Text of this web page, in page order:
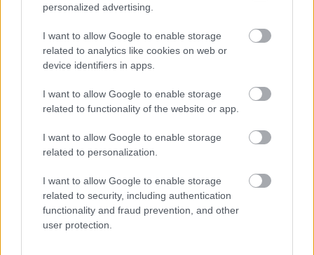
personalized advertising.
I want to allow Google to enable storage
related to analytics like cookies on web or
device identifiers in apps.
I want to allow Google to enable storage
related to functionality of the website or app.
I want to allow Google to enable storage
related to personalization.
I want to allow Google to enable storage
related to security, including authentication
functionality and fraud prevention, and other
user protection.
ENERGIATAKARÉKOSSÁG: KORÁBBAN KEZDŐDIK
A GYŐRI AUDI ETO KC PÉNTEKI FELKÉSZÜLÉSI
MÉRKŐZÉSE
Az energiaellátás tehermentesítése érdekében másfél órával